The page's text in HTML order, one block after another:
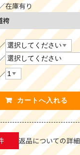
在庫有り
袴
返品についての詳